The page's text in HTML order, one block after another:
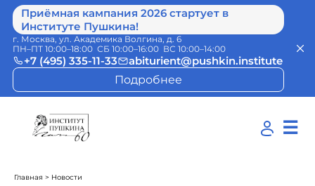
Приёмная кампания 2026 стартует в
Институте Пушкина!
г. Москва, ул. Академика Волгина, д. 6
ПН–ПТ 10:00–18:00 СБ 10:00–16:00 ВС 10:00–14:00
+7 (495) 335-11-33
abiturient@pushkin.institute
Подробнее
☰
Главная > Новости